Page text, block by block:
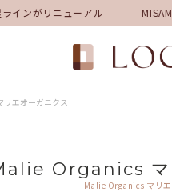
インがリニューアル
リエオーガニクス
Organics マ
Malie Organics マリ